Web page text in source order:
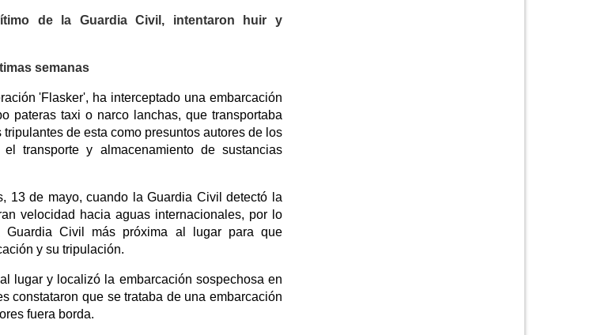
de la Guardia Civil, intentaron huir y
semanas
'Flasker', ha interceptado una embarcación
pateras taxi o narco lanchas, que transportaba
de esta como presuntos autores de los
transporte y almacenamiento de sustancias
13 de mayo, cuando la Guardia Civil detectó la
velocidad hacia aguas internacionales, por lo
Civil más próxima al lugar para que
y su tripulación.
lugar y localizó la embarcación sospechosa en
constataron que se trataba de una embarcación
fuera borda.